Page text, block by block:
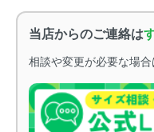
当店からのご連絡は
相談や変更が必要な場